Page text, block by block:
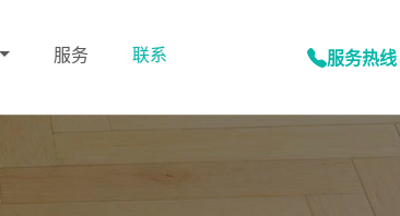
服务 联系 服务热线